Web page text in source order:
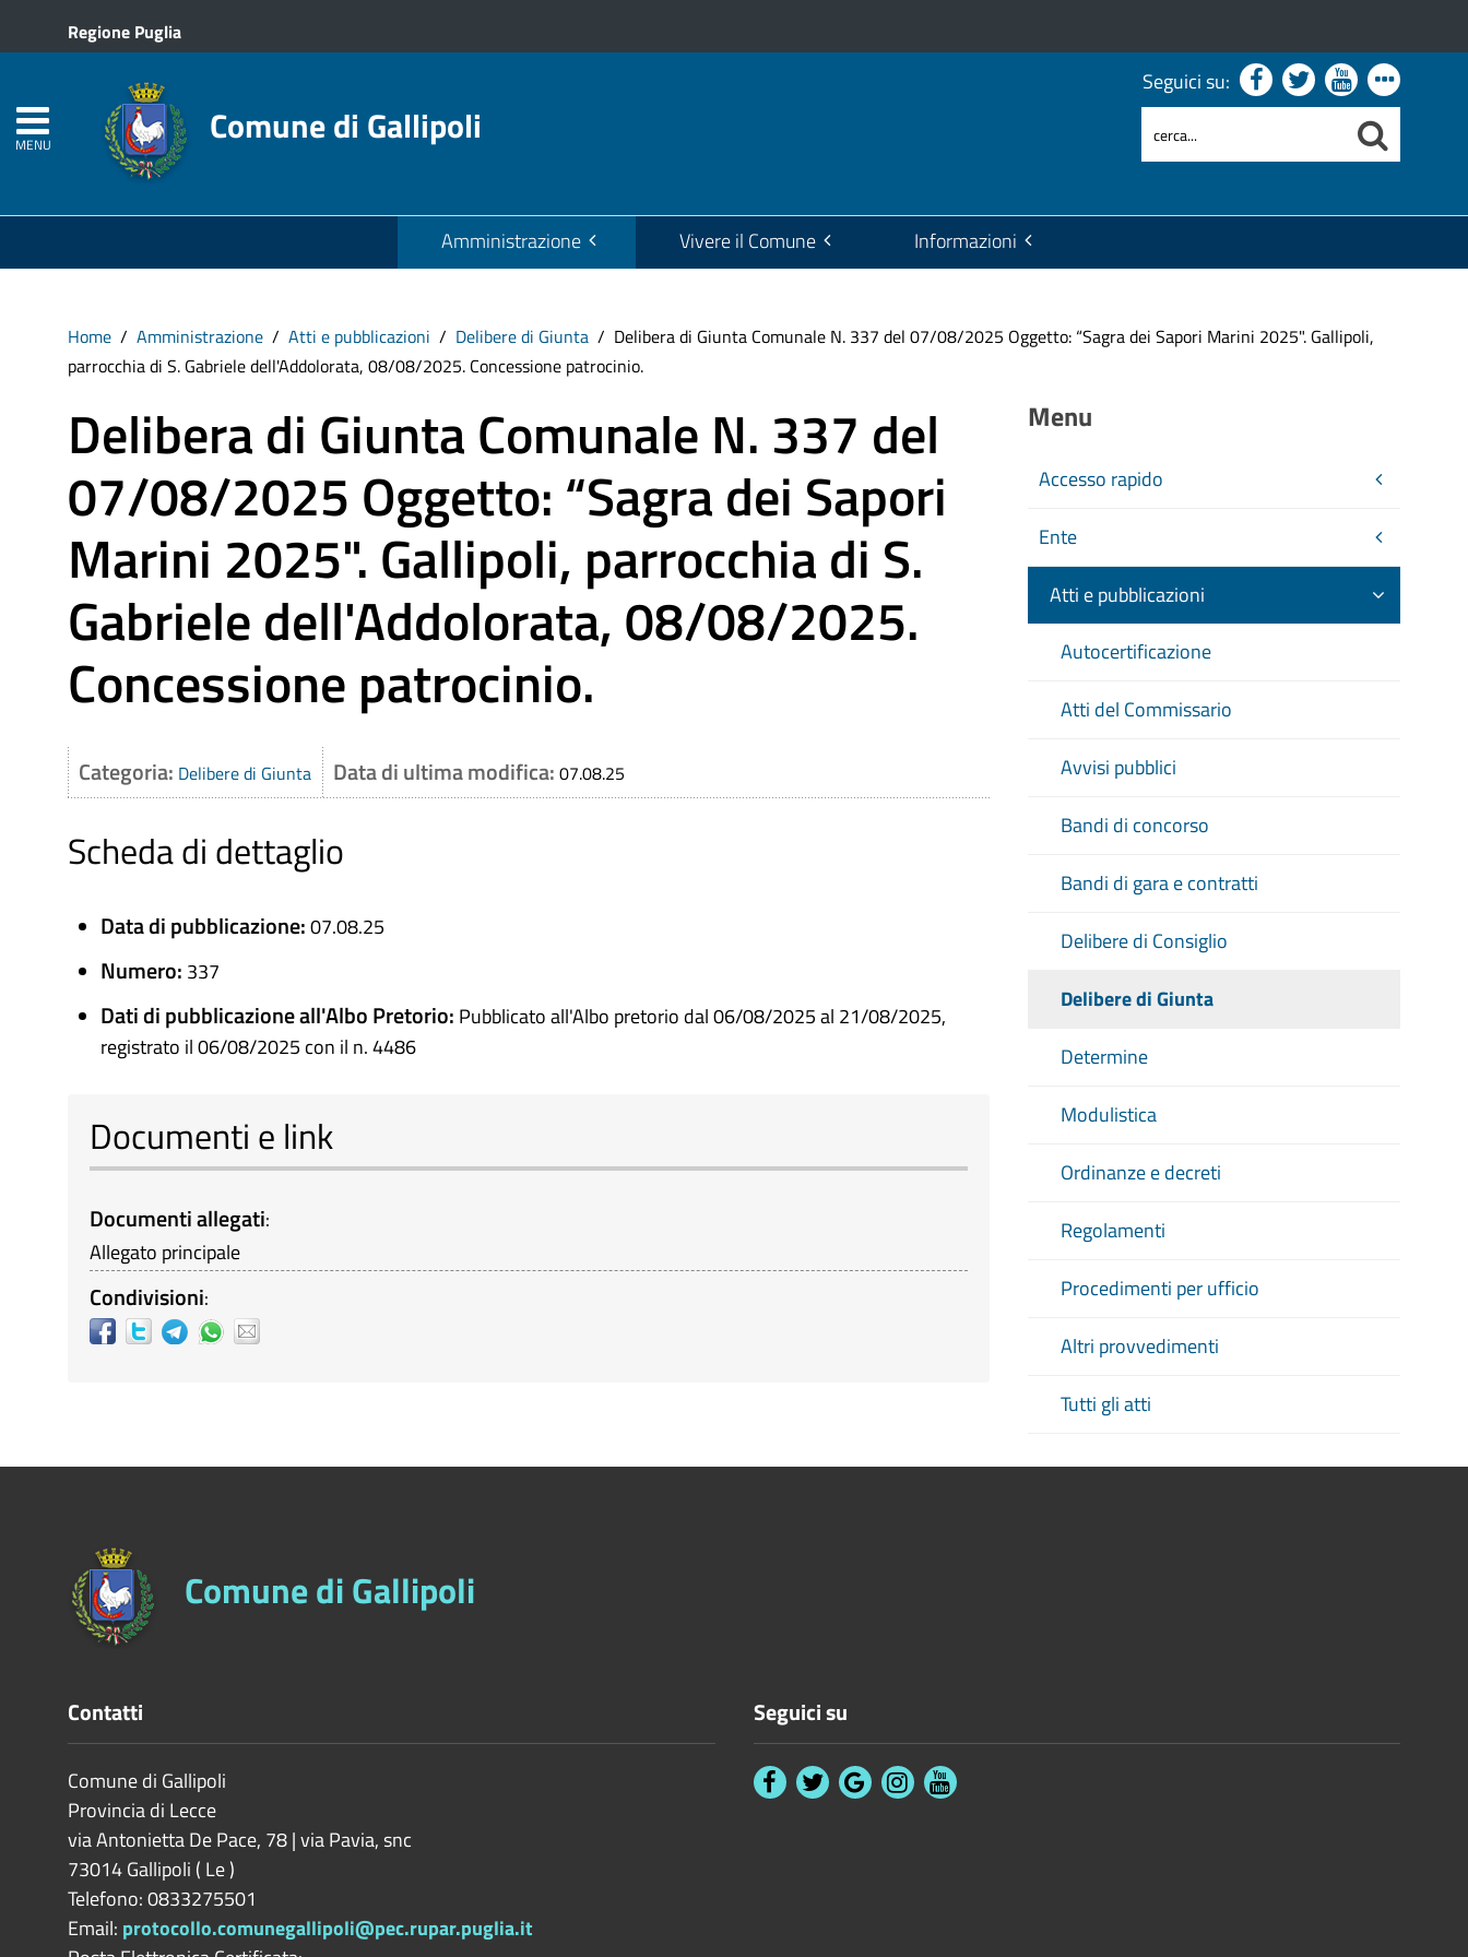
Regione Puglia
MENU Comune di Gallipoli
Seguici su:
Amministrazione Vivere il Comune Informazioni
Home Amministrazione Atti e pubblicazioni Delibere di Giunta
Delibera di Giunta Comunale N. 337 del 07/08/2025 Oggetto: “Sagra dei Sapori Marini 2025". Gallipoli,
parrocchia di S. Gabriele dell'Addolorata, 08/08/2025. Concessione patrocinio.
Delibera di Giunta Comunale N. 337 del
07/08/2025 Oggetto: “Sagra dei Sapori
Marini 2025". Gallipoli, parrocchia di S.
Gabriele dell'Addolorata, 08/08/2025.
Concessione patrocinio.
Categoria: Delibere di Giunta Data di ultima modifica: 07.08.25
Scheda di dettaglio
Data di pubblicazione:07.08.25
Numero: 337
Dati di pubblicazione all'Albo Pretorio: Pubblicato all'Albo pretorio dal 06/08/2025 al 21/08/2025,
registrato il 06/08/2025 con il n. 4486
Documenti e link
Documenti allegati:
Allegato principale
Condivisioni:
Menu
Accesso rapido
Ente
Atti e pubblicazioni
Autocertificazione
Atti del Commissario
Avvisi pubblici
Bandi di concorso
Bandi di gara e contratti
Delibere di Consiglio
Delibere di Giunta
Determine
Modulistica
Ordinanze e decreti
Regolamenti
Procedimenti per ufficio
Altri provvedimenti
Tutti gli atti
Comune di Gallipoli
Contatti
Comune di Gallipoli
Provincia di Lecce
via Antonietta De Pace, 78 | via Pavia, snc
73014Gallipoli ( Le)
Telefono: 0833275501
Email: protocollo.comunegallipoli@pec.rupar.puglia.it
Seguici su